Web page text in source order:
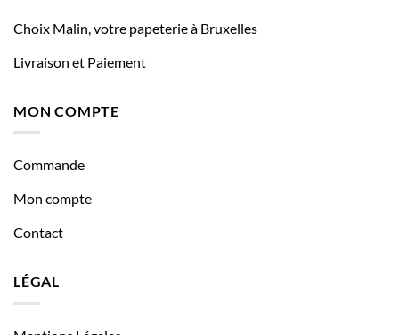
Choix Malin, votre papeterie à Bruxelles
Livraison et Paiement
MON COMPTE
Commande
Mon compte
Contact
LÉGAL